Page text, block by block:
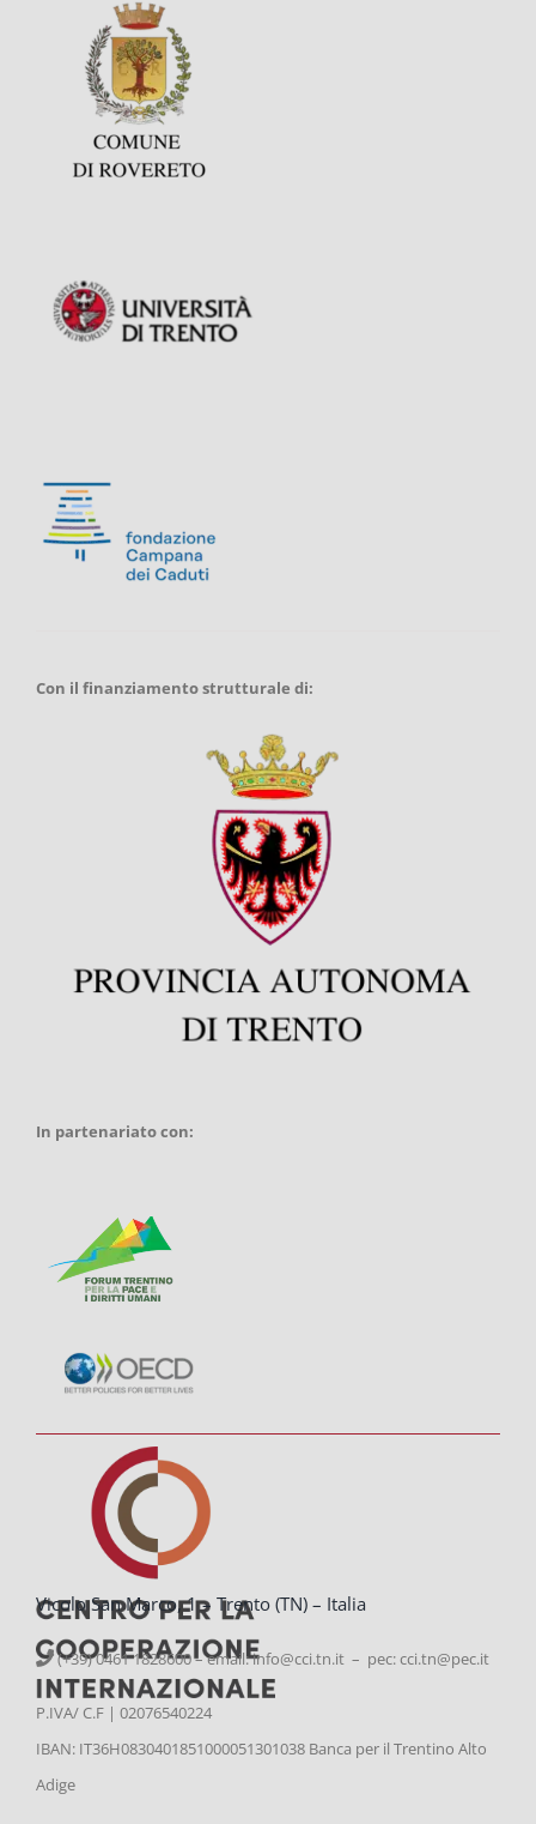
Con il finanziamento strutturale di:
In partenariato con:
Vicolo San Marco, 1 – Trento (TN) – Italia
(+39) 0461 1828600 – email:info@cci.tn.it – pec: cci.tn@pec.it
P.IVA/ C.F | 02076540224
IBAN: IT36H0830401851000051301038 Banca per il Trentino Alto
Adige